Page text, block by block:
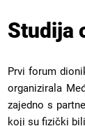
Studija
Prvi forum
organizirala
zajedno s
koji su fizički